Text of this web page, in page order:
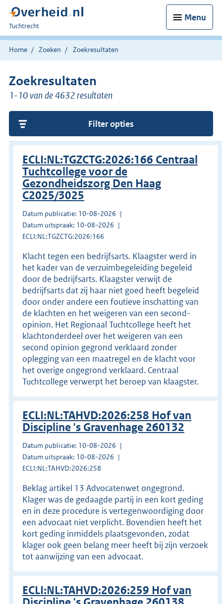
Menu
U
bent
hier:
Tuchtrecht
Home Zoeken Zoekresultaten
Zoekresultaten
1-10 van de 4632 resultaten
Filter opties
ECLI:NL:TGZCTG:2026:166 Centraal
Tuchtcollege voor de
Gezondheidszorg Den Haag
C2025/3025
Datum publicatie: 10-08-2026
Datum uitspraak: 10-08-2026
ECLI:NL:TGZCTG:2026:166
Klacht tegen een bedrijfsarts. Klaagster werd in
het kader van de verzuimbegeleiding begeleid
door de bedrijfsarts. Klaagster verwijt de
bedrijfsarts dat zij haar niet goed heeft begeleid
door onder andere een foutieve inschatting van
de klachten en het weigeren van een second-
opinion. Het Regionaal Tuchtcollege heeft het
klachtonderdeel over het weigeren van een
second opinion gegrond verklaard zonder
oplegging van een maatregel en de klacht voor
het overige ongegrond verklaard. Centraal
Tuchtcollege verwerpt het beroep van klaagster.
ECLI:NL:TAHVD:2026:258 Hof van
Discipline 's Gravenhage 260132
Datum publicatie: 10-08-2026
Datum uitspraak: 10-08-2026
ECLI:NL:TAHVD:2026:258
Beklag artikel 13 Advocatenwet ongegrond.
Klager was de gedaagde partij in een kort geding
en in deze procedure is vertegenwoordiging door
een advocaat niet verplicht. Bovendien heeft het
kort geding inmiddels plaatsgevonden, zodat
klager ook geen belang meer heeft bij zijn verzoek
tot aanwijzing van een advocaat.
ECLI:NL:TAHVD:2026:259 Hof van